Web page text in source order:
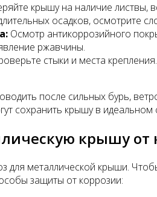
крышу на наличие листвы,
осадков, осмотрите
Осмотр антикоррозийного
ржавчины.
стыки и места
после сильных бурь,
сохранить крышу в идеальном
крышу от
для металлической крыши.
защиты от коррозии: